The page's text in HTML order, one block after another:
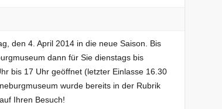
den 4. April 2014 in die neue Saison. Bis
dann für Sie dienstags bis
bis 17 Uhr geöffnet (letzter Einlasse 16.30
wurde bereits in der Rubrik
Ihren Besuch!